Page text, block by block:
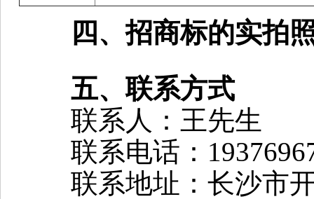
四、招商标的实拍
五、联系方式
联系人：王先生
联系电话：
联系地址：长沙市开